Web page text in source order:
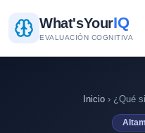
What'sYourIQ
EVALUACIÓN COGNITIVA
Inicio› ¿Qué